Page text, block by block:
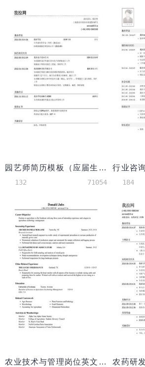
园艺师简历模板（应届生初级岗位）
132 71054 184
农业技术与管理岗位英文简历模板